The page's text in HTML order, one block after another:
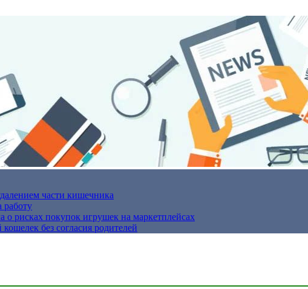
части кишечника
работу
о рисках покупок игрушек на маркетплейсах
без согласия родителей